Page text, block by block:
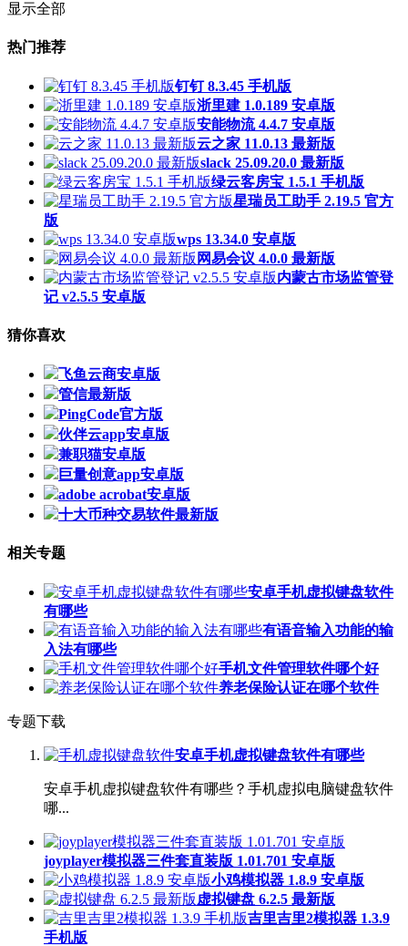
显示全部
热门推荐
钉钉 8.3.45 手机版
浙里建 1.0.189 安卓版
安能物流 4.4.7 安卓版
云之家 11.0.13 最新版
slack 25.09.20.0 最新版
绿云客房宝 1.5.1 手机版
星瑞员工助手 2.19.5 官方
版
wps 13.34.0 安卓版
网易会议 4.0.0 最新版
内蒙古市场监管登
记 v2.5.5 安卓版
猜你喜欢
飞鱼云商安卓版
管信最新版
PingCode官方版
伙伴云app安卓版
兼职猫安卓版
巨量创意app安卓版
adobe acrobat安卓版
十大币种交易软件最新版
相关专题
安卓手机虚拟键盘软件
有哪些
有语音输入功能的输
入法有哪些
手机文件管理软件哪个好
养老保险认证在哪个软件
专题下载
安卓手机虚拟键盘软件有哪些
安卓手机虚拟键盘软件有哪些？手机虚拟电脑键盘软件
哪...
joyplayer模拟器三件套直装版 1.01.701 安卓版
小鸡模拟器 1.8.9 安卓版
虚拟键盘 6.2.5 最新版
吉里吉里2模拟器 1.3.9
手机版